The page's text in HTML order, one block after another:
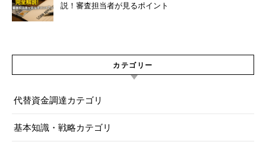
説！審査担当者が見るポイント
カテゴリー
代替資金調達カテゴリ
基本知識・戦略カテゴリ